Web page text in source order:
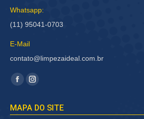
Whatsapp:
(11) 95041-0703
E-Mail
contato@limpezaideal.com.br
Encontre-nos em:
Facebook
abre
Instagram
abre
MAPA DO SITE